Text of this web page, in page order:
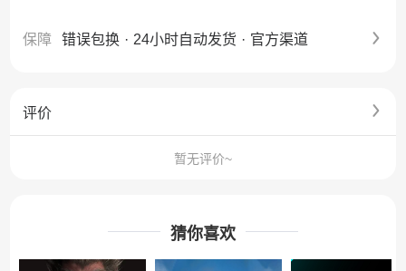
保障 错误包换 · 24小时自动发货 · 官方渠道
评价
暂无评价~
猜你喜欢